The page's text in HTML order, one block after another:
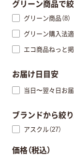
グリーン商品で
グリーン商品（8）
グリーン購入法適
エコ商品ねっと掲
お届け日目安
当日〜翌々日お届
ブランドから絞
アスクル（27）
価格（税込）